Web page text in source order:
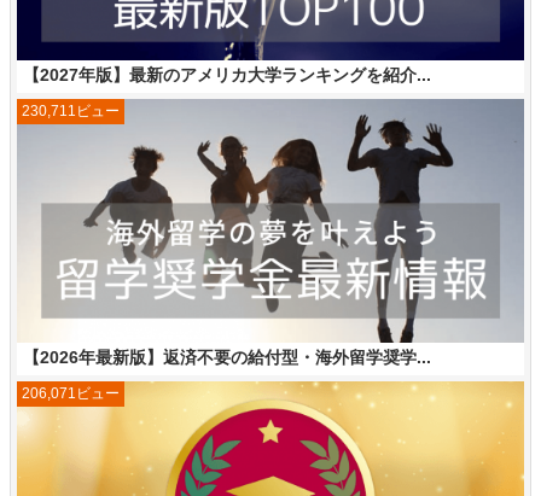
【2027年版】最新のアメリカ大学ランキングを紹介...
【2026年最新版】返済不要の給付型・海外留学奨学...
230,711ビュー
206,071ビュー